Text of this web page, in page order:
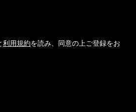
利用規約を読み、同意の上ご登録をお